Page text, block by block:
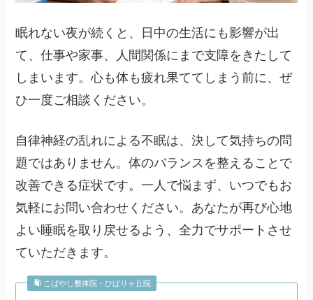
眠れない夜が続くと、日中の生活にも影響が出
て、仕事や家事、人間関係にまで支障をきたして
しまいます。心も体も疲れ果ててしまう前に、ぜ
ひ一度ご相談ください。
自律神経の乱れによる不眠は、決して気持ちの問
題ではありません。体のバランスを整えることで
改善できる症状です。一人で悩まず、いつでもお
気軽にお問い合わせください。あなたが再び心地
よい睡眠を取り戻せるよう、全力でサポートさせ
ていただきます。
こばやし整体院・ひばりヶ丘院